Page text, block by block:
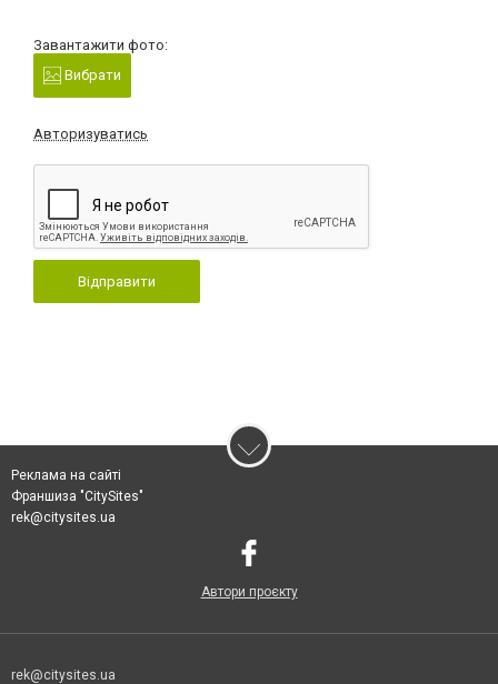
Завантажити фото:
Вибрати
Авторизуватись
Відправити
Реклама на сайті
Франшиза "CitySites"
rek@citysites.ua
Автори проєкту
rek@citysites.ua